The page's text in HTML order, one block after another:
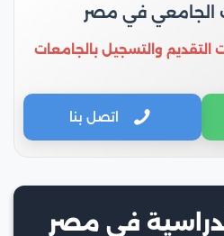
الجامعي في مصر
التقديم والتسجيل بالجامعات
اتصل بنا
في مصر